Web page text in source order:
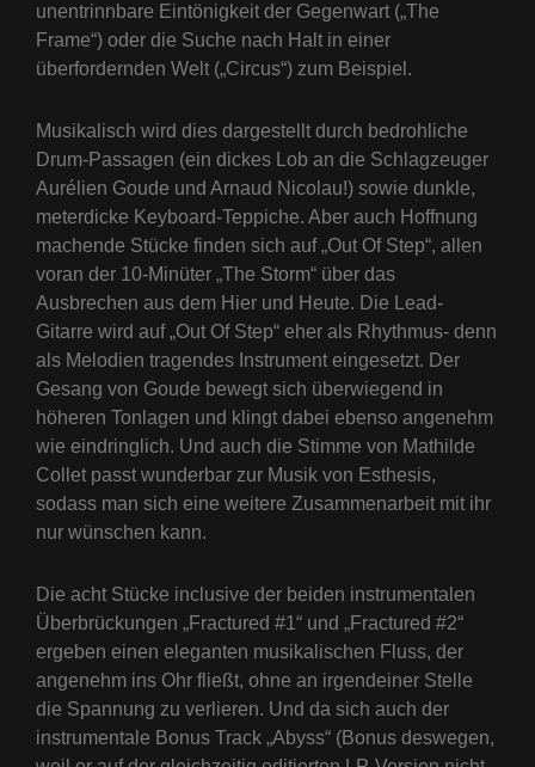
unentrinnbare Eintönigkeit der Gegenwart („The
Frame“) oder die Suche nach Halt in einer
überfordernden Welt („Circus“) zum Beispiel.
Musikalisch wird dies dargestellt durch bedrohliche
Drum-Passagen (ein dickes Lob an die Schlagzeuger
Aurélien Goude und Arnaud Nicolau!) sowie dunkle,
meterdicke Keyboard-Teppiche. Aber auch Hoffnung
machende Stücke finden sich auf „Out Of Step“, allen
voran der 10-Minüter „The Storm“ über das
Ausbrechen aus dem Hier und Heute. Die Lead-
Gitarre wird auf „Out Of Step“ eher als Rhythmus- denn
als Melodien tragendes Instrument eingesetzt. Der
Gesang von Goude bewegt sich überwiegend in
höheren Tonlagen und klingt dabei ebenso angenehm
wie eindringlich. Und auch die Stimme von Mathilde
Collet passt wunderbar zur Musik von Esthesis,
sodass man sich eine weitere Zusammenarbeit mit ihr
nur wünschen kann.
Die acht Stücke inclusive der beiden instrumentalen
Überbrückungen „Fractured #1“ und „Fractured #2“
ergeben einen eleganten musikalischen Fluss, der
angenehm ins Ohr fließt, ohne an irgendeiner Stelle
die Spannung zu verlieren. Und da sich auch der
instrumentale Bonus Track „Abyss“ (Bonus deswegen,